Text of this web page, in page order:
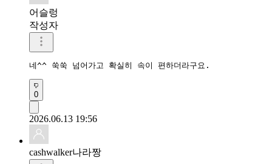
어슬렁
작성자
네^^ 쑥쑥 넘어가고 확실히 속이 편하더라구요.
0
2026.06.13 19:56
cashwalker나라짱